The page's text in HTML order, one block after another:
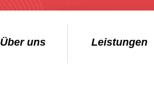
Über uns Leistungen